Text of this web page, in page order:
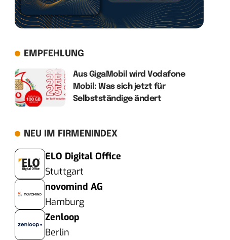
EMPFEHLUNG
Aus GigaMobil wird Vodafone
Mobil: Was sich jetzt für
Selbstständige ändert
NEU IM FIRMENINDEX
ELO Digital Office
Stuttgart
novomind AG
Hamburg
Zenloop
Berlin